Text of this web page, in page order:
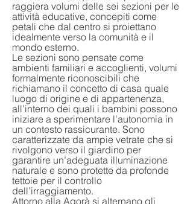
raggiera volumi delle sei sezioni per le
attività educative, concepiti come
petali che dal centro si proiettano
idealmente verso la comunità e il
mondo esterno.
Le sezioni sono pensate come
ambienti familiari e accoglienti, volumi
formalmente riconoscibili che
richiamano il concetto di casa quale
luogo di origine e di appartenenza,
all’interno dei quali i bambini possono
iniziare a sperimentare l’autonomia in
un contesto rassicurante. Sono
caratterizzate da ampie vetrate che si
rivolgono verso il giardino per
garantire un’adeguata illuminazione
naturale e sono protette da profonde
tettoie per il controllo
dell’irraggiamento.
Attorno alla Agorà si alternano gli